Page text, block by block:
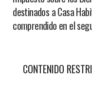
destinados a Casa
comprendido en el
CONTENIDO